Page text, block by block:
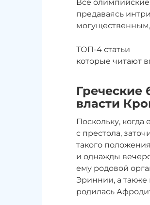
Все
предаваясь
ТОП-4 статьи
которые читают
Греческие
власти
Поскольку, когда
с престола,
такого
и однажды
ему родовой
Эриннии, а
родилась